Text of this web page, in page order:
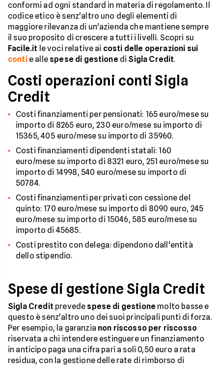
conformi ad ogni standard in materia di regolamento. Il
codice etico è senz'altro uno degli elementi di
maggiore rilevanza di un'azienda che mantiene sempre
il suo proposito di crescere a tutti i livelli. Scopri su
Facile.it le voci relative ai costi delle operazioni sui
contie alle spese di gestione di Sigla Credit.
Costi operazioni conti Sigla
Credit
Costi finanziamenti per pensionati: 165 euro/mese su
importo di 8265 euro, 230 euro/mese su importo di
15365, 405 euro/mese su importo di 35960.
Costi finanziamenti dipendenti statali: 160
euro/mese su importo di 8321 euro, 251 euro/mese su
importo di 14998, 540 euro/mese su importo di
50784.
Costi finanziamenti per privati con cessione del
quinto: 170 euro/mese su importo di 8090 euro, 245
euro/mese su importo di 15046, 585 euro/mese su
importo di 45685.
Costi prestito con delega: dipendono dall'entità
dello stipendio.
Spese di gestione Sigla Credit
Sigla Credit prevede spese di gestione molto basse e
questo è senz'altro uno dei suoi principali punti di forza.
Per esempio, la garanzia non riscosso per riscosso
riservata a chi intendere estinguere un finanziamento
in anticipo paga una cifra pari a soli 0,50 euro a rata
residua, con la gestione delle rate di rimborso di